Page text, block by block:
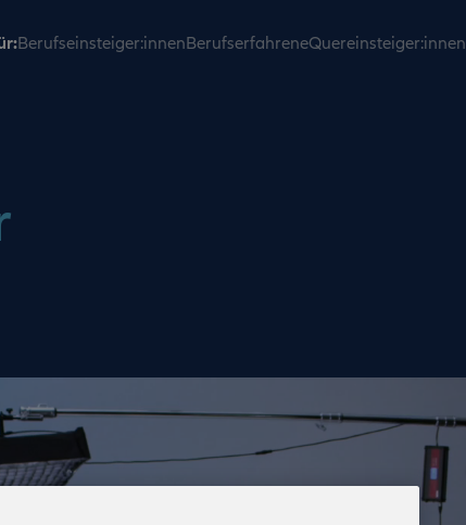
Berufseinsteiger:innenBerufserfahreneQuereinsteiger:innen